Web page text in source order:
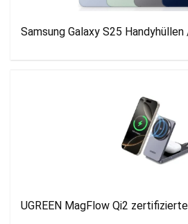
Samsung Galaxy S25
UGREEN MagFlow Qi2